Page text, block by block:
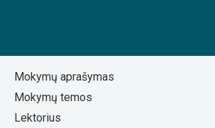
Mokymų aprašymas
Mokymų temos
Lektorius